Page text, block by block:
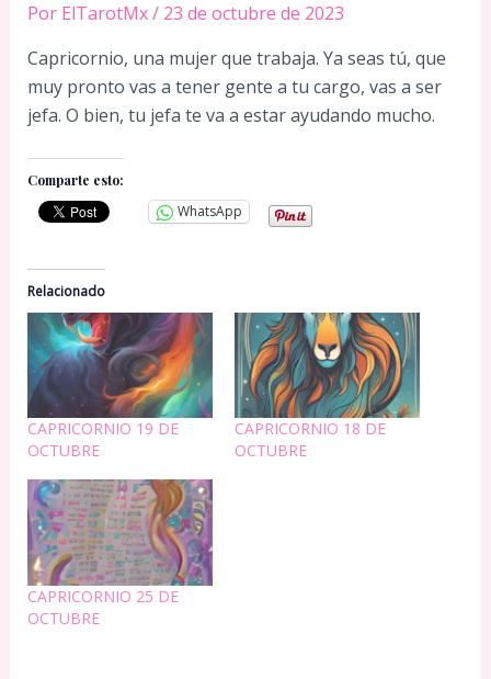
Por ElTarotMx/ 23 de octubre de 2023
Capricornio, una mujer que trabaja. Ya seas tú, que
muy pronto vas a tener gente a tu cargo, vas a ser
jefa. O bien, tu jefa te va a estar ayudando mucho.
Comparte esto:
WhatsApp
Relacionado
CAPRICORNIO 19 DE
OCTUBRE
CAPRICORNIO 18 DE
OCTUBRE
CAPRICORNIO 25 DE
OCTUBRE